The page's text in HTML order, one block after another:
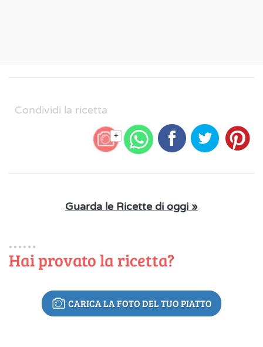
Condividi la ricetta
+
Guarda le Ricette di oggi »
Hai provato la ricetta?
CARICA LA FOTO DEL TUO PIATTO